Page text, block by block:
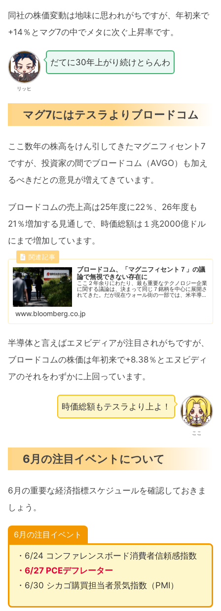
同社の株価変動は地味に思われがちですが、年初来で
+14％とマグ7の中でメタに次ぐ上昇率です。
リッヒ
だてに30年上がり続けとらんわ
マグ7にはテスラよりブロードコム
ここ数年の株高をけん引してきたマグニフィセント7
ですが、投資家の間でブロードコム（AVGO）も加え
るべきだとの意見が増えてきています。
ブロードコムの売上高は25年度に22％、26年度も
21％増加する見通しで、時価総額は１兆2000億ドル
にまで増加しています。
ブロードコム、「マグニフィセント７」の議
論で無視できない存在に
ここ２年余りにわたり、最も重要なテクノロジー企業
に関する議論は、決まって同じ７銘柄を中心に展開さ
れてきた。だが現在ウォール街の一部では、米半導体
www.bloomberg.co.jp
半導体と言えばエヌビディアが注目されがちですが、
ブロードコムの株価は年初来で+8.38％とエヌビディ
アのそれをわずかに上回っています。
ここ
時価総額もテスラより上よ！
6月の注目イベントについて
6月の重要な経済指標スケジュールを確認しておきま
しょう。
6月の注目イベント
・6/24 コンファレンスボード消費者信頼感指数
・6/27 PCEデフレーター
・6/30 シカゴ購買担当者景気指数（PMI）